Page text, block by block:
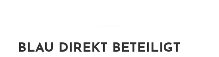
BLAU DIREKT BETEILIGT